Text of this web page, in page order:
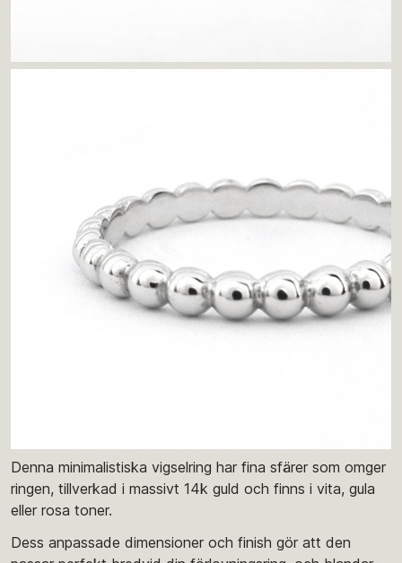
Denna minimalistiska vigselring har fina sfärer som omger
ringen, tillverkad i massivt 14k guld och finns i vita, gula
eller rosa toner.
Dess anpassade dimensioner och finish gör att den